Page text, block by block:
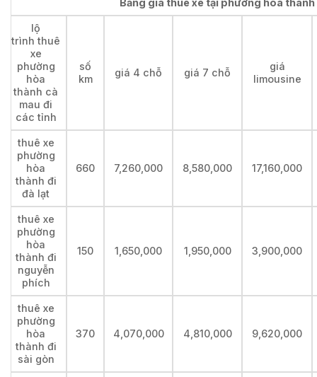
Bảng giá thuê xe tại phường hòa
lộ
trình thuê
xe
phường
hòa
thành cà
mau đi
các tỉnh
số
km
giá 4 chỗ giá 7 chỗ
giá
limousine
thuê xe
phường
hòa
thành đi
đà lạt
660 7,260,000 8,580,000 17,160,000
thuê xe
phường
hòa
thành đi
nguyễn
phích
150 1,650,000 1,950,000 3,900,000
thuê xe
phường
hòa
thành đi
sài gòn
370 4,070,000 4,810,000 9,620,000